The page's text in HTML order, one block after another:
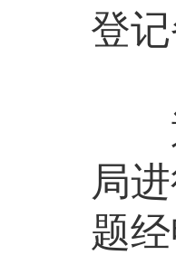
登
通
局
题